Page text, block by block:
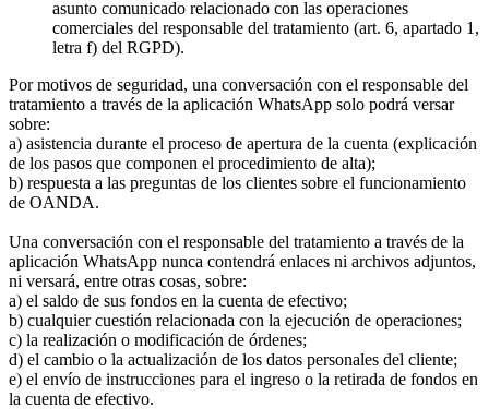
asunto comunicado relacionado con las operaciones
comerciales del responsable del tratamiento (art. 6, apartado 1,
letra f) del RGPD).
Por motivos de seguridad, una conversación con el responsable del
tratamiento a través de la aplicación WhatsApp solo podrá versar
sobre:
a) asistencia durante el proceso de apertura de la cuenta (explicación
de los pasos que componen el procedimiento de alta);
b) respuesta a las preguntas de los clientes sobre el funcionamiento
de OANDA.
Una conversación con el responsable del tratamiento a través de la
aplicación WhatsApp nunca contendrá enlaces ni archivos adjuntos,
ni versará, entre otras cosas, sobre:
a) el saldo de sus fondos en la cuenta de efectivo;
b) cualquier cuestión relacionada con la ejecución de operaciones;
c) la realización o modificación de órdenes;
d) el cambio o la actualización de los datos personales del cliente;
e) el envío de instrucciones para el ingreso o la retirada de fondos en
la cuenta de efectivo.